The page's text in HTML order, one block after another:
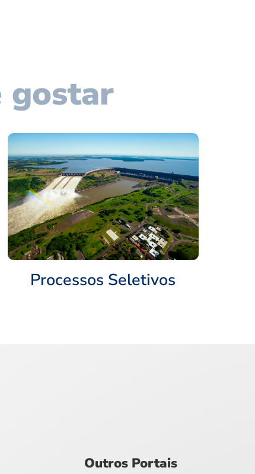
gostar
Processos Seletivos
Outros Portais